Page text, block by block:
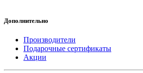
Дополнительно
Производители
Подарочные сертификаты
Акции